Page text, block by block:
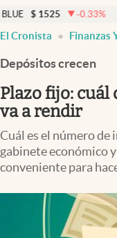
Economía y Política
Finanzas y Mercados
Mercados Online
Negocios
Columnistas
Apertura
Infotechnology
-0.33%
El Cronista Finanzas
Depósitos crecen
Plazo fijo: cuál
va a rendir
Cuál es el número de
gabinete económico
conveniente para